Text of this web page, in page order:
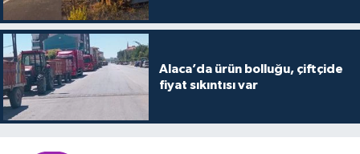
Alaca’da ürün bolluğu, çiftçide
fiyat sıkıntısı var